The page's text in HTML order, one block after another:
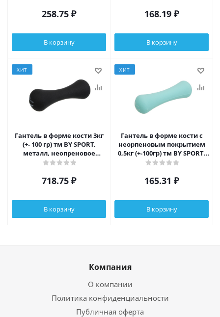
258.75 ₽
В корзину
168.19 ₽
В корзину
ХИТ
Гантель в форме кости 3кг
(+- 100 гр) тм BY SPORT,
металл, неопреновое
покрытие
718.75 ₽
В корзину
ХИТ
Гантель в форме кости с
неорпеновым покрытием
0,5кг (+-100гр) тм BY SPORT,
металл
165.31 ₽
В корзину
Компания
О компании
Политика конфиденциальности
Публичная оферта